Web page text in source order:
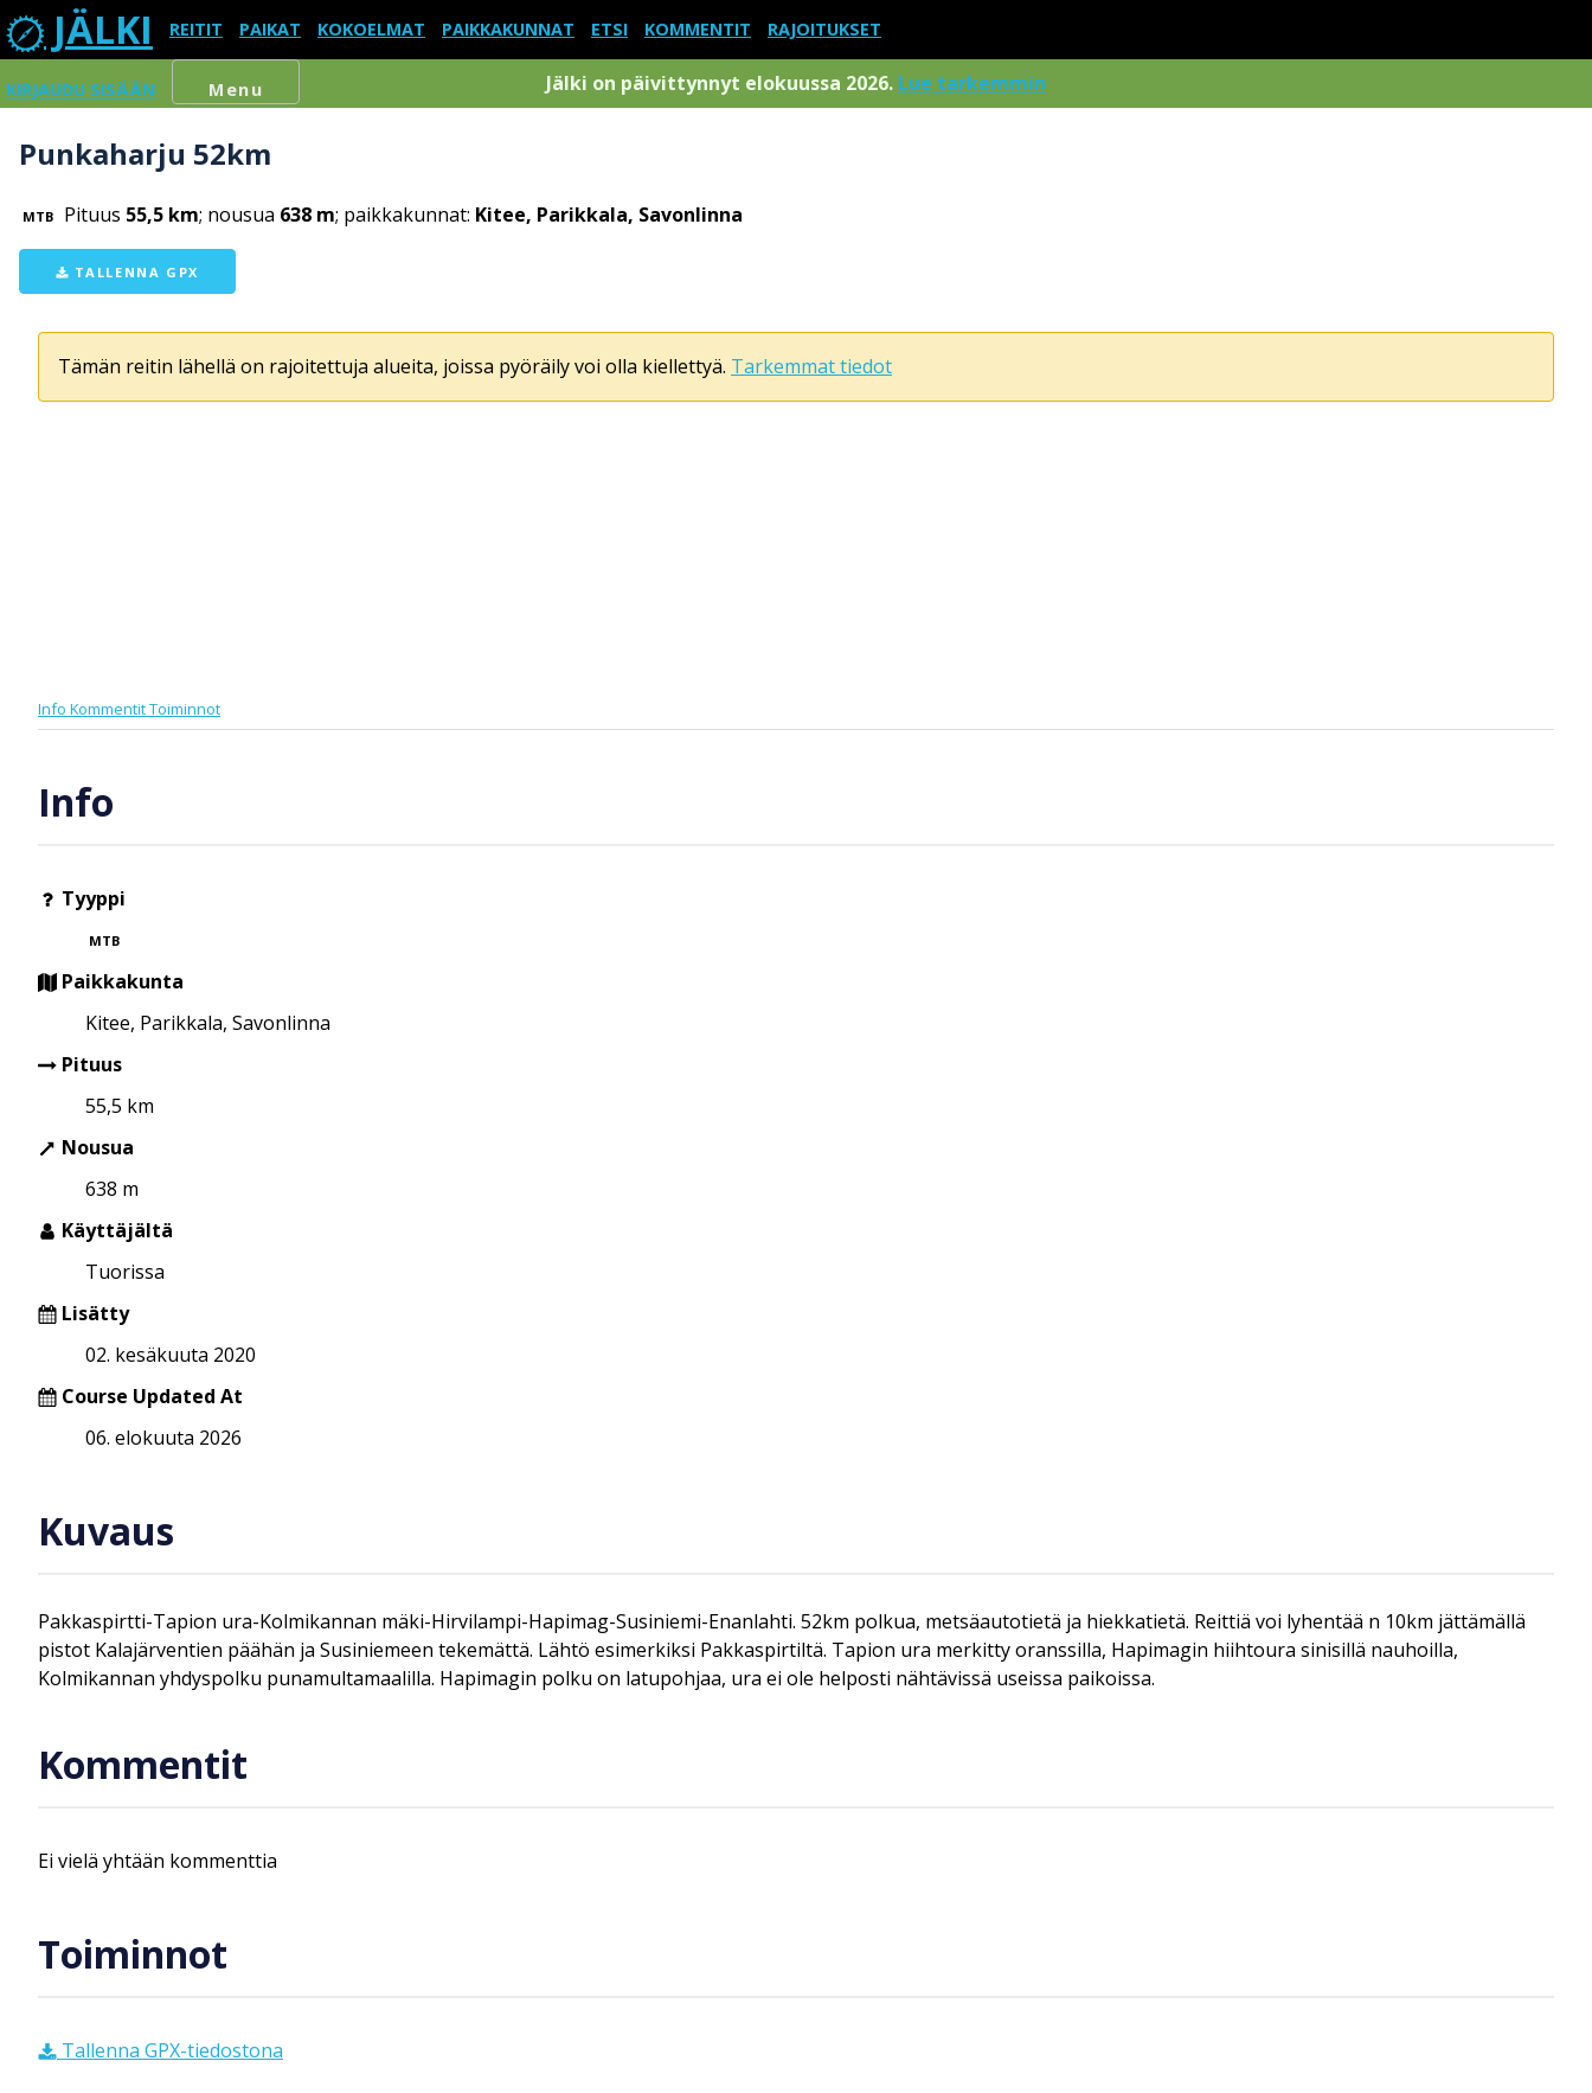
JÄLKI REITIT PAIKAT KOKOELMAT PAIKKAKUNNAT ETSI KOMMENTIT RAJOITUKSET
KIRJAUDU SISÄÄN Menu Jälki on päivittynnyt elokuussa 2026. Lue tarkemmin
Punkaharju 52km
MTB Pituus 55,5 km; nousua 638 m; paikkakunnat: Kitee, Parikkala, Savonlinna
TALLENNA GPX
Tämän reitin lähellä on rajoitettuja alueita, joissa pyöräily voi olla kiellettyä. Tarkemmat tiedot
Info KommentitToiminnot
Info
Tyyppi
MTB
Paikkakunta
Kitee, Parikkala, Savonlinna
Pituus
55,5 km
Nousua
638 m
Käyttäjältä
Tuorissa
Lisätty
02. kesäkuuta 2020
Course Updated At
06. elokuuta 2026
Kuvaus
Pakkaspirtti-Tapion ura-Kolmikannan mäki-Hirvilampi-Hapimag-Susiniemi-Enanlahti. 52km polkua, metsäautotietä ja hiekkatietä. Reittiä voi lyhentää n 10km jättämällä
pistot Kalajärventien päähän ja Susiniemeen tekemättä. Lähtö esimerkiksi Pakkaspirtiltä. Tapion ura merkitty oranssilla, Hapimagin hiihtoura sinisillä nauhoilla,
Kolmikannan yhdyspolku punamultamaalilla. Hapimagin polku on latupohjaa, ura ei ole helposti nähtävissä useissa paikoissa.
Kommentit
Ei vielä yhtään kommenttia
Toiminnot
Tallenna GPX-tiedostona